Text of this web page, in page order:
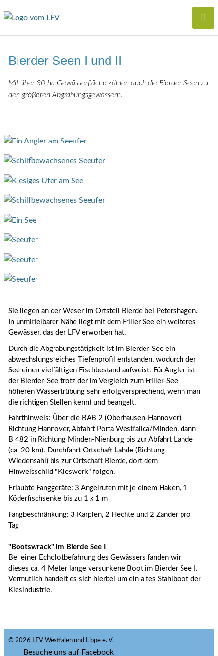
Bierder Seen I und II
Mit über 30 ha Gewässerfläche zählen auch die Bierder Seen zu
den größeren Abgrabungsgewässern.
Sie liegen an der Weser im Ortsteil Bierde bei Petershagen.
In unmittelbarer Nähe liegt mit dem Friller See ein weiteres
Gewässer, das der LFV erworben hat.
Durch die Abgrabungstätigkeit ist im Bierder-See ein
abwechslungsreiches Tiefenprofil entstanden, wodurch der
See einen vielfältigen Fischbestand aufweist. Für Angler ist
der Bierder-See trotz der im Vergleich zum Friller-See
höheren Wassertrübung sehr erfolgversprechend, wenn man
die richtigen Stellen kennt und beangelt.
Fahrthinweis: Über die BAB 2 (Oberhausen-Hannover),
Richtung Hannover, Abfahrt Porta Westfalica/Minden, dann
B 482 in Richtung Minden-Nienburg bis zur Abfahrt Lahde
(ca. 20 km). Durchfahrt Ortschaft Lahde (Richtung
Wiedensahl) bis zur Ortschaft Bierde, dort dem
Hinweisschild "Kieswerk" folgen.
Erlaubte Fanggeräte: 3 Angelruten mit je einem Haken, 1
Köderfischsenke bis zu 1 x 1 m
Fangbeschränkung: 3 Karpfen, 2 Hechte und 2 Zander pro
Tag
"Bootswrack" im Bierde See I
Bei einer Echolotbefahrung des Gewässers fanden wir
dieses ca. 4 Meter lange versunkene Boot im Bierder See I.
Vermutlich handelt es sich hierbei um ein altes Stahlboot der
Kiesindustrie.
© 2026 LFV Westfalen und Lippe e. V.
Besuche uns auf Facebook